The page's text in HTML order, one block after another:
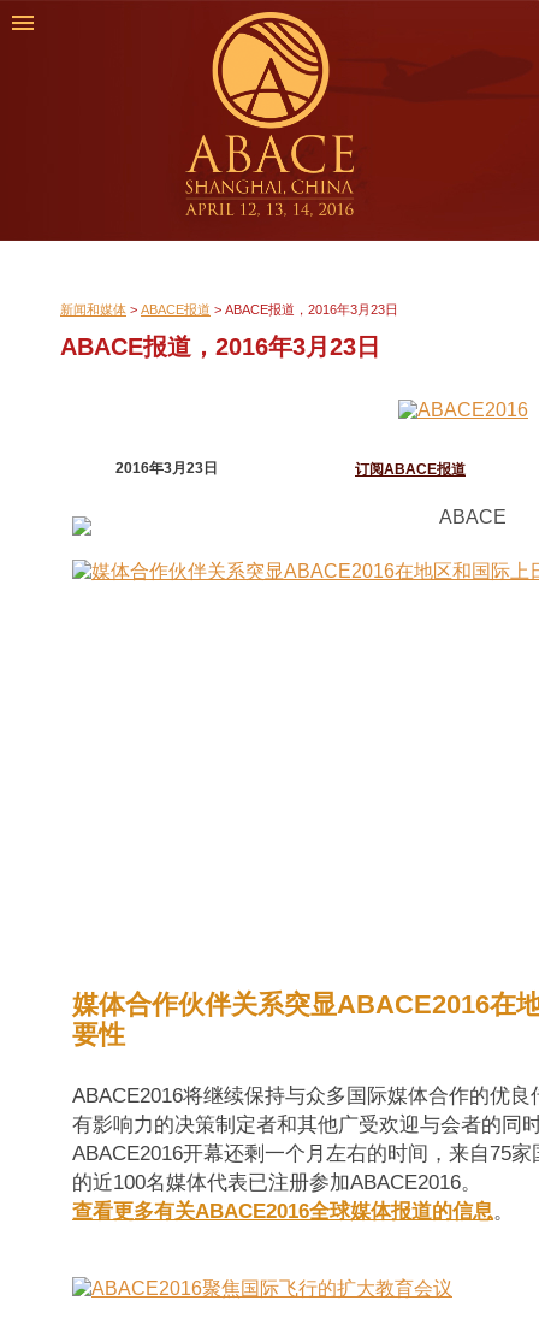
新闻和媒体 > ABACE报道 > ABACE报道，2016年3月23日
ABACE报道，2016年3月23日
2016年3月23日 订阅ABACE报道
媒体合作伙伴关系突显ABACE2016在
要性
ABACE2016将继续保持与众多国际媒体合作的优
有影响力的决策制定者和其他广受欢迎与会者的同
ABACE2016开幕还剩一个月左右的时间，来自75
的近100名媒体代表已注册参加ABACE2016。
查看更多有关ABACE2016全球媒体报道的信息。